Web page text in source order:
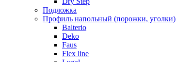
Подложка
Профиль напольный (порожки, уголки)
Balterio
Deko
Faus
Flex line